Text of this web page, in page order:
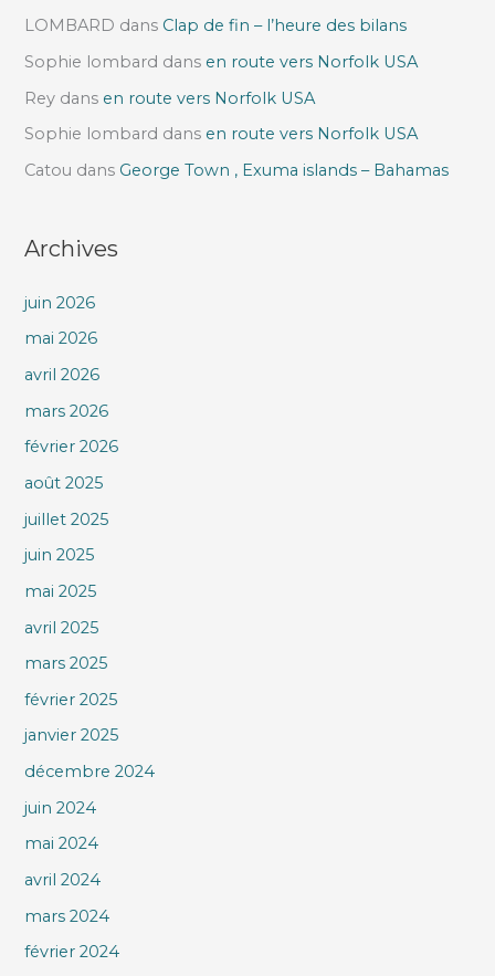
LOMBARD dans Clap de fin – l’heure des bilans
Sophie lombard dans en route vers Norfolk USA
Rey dans en route vers Norfolk USA
Sophie lombard dans en route vers Norfolk USA
Catou dans George Town , Exuma islands – Bahamas
Archives
juin 2026
mai 2026
avril 2026
mars 2026
février 2026
août 2025
juillet 2025
juin 2025
mai 2025
avril 2025
mars 2025
février 2025
janvier 2025
décembre 2024
juin 2024
mai 2024
avril 2024
mars 2024
février 2024